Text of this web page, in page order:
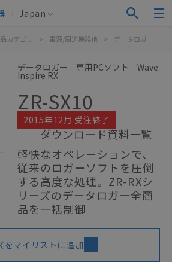
Japan
カテゴリ > 電源/周辺機器他 > データロガー
データロガー 専用PCソフト Wave
Inspire RX
ZR-SX10
2015年12月 受注終了
ダウンロード資料一覧
軽快なオペレーションで、
従来のロガーソフトを圧倒
する高度な処理。ZR-RXシ
リーズのデータロガー全商
品を一括制御
をマイリストに追加